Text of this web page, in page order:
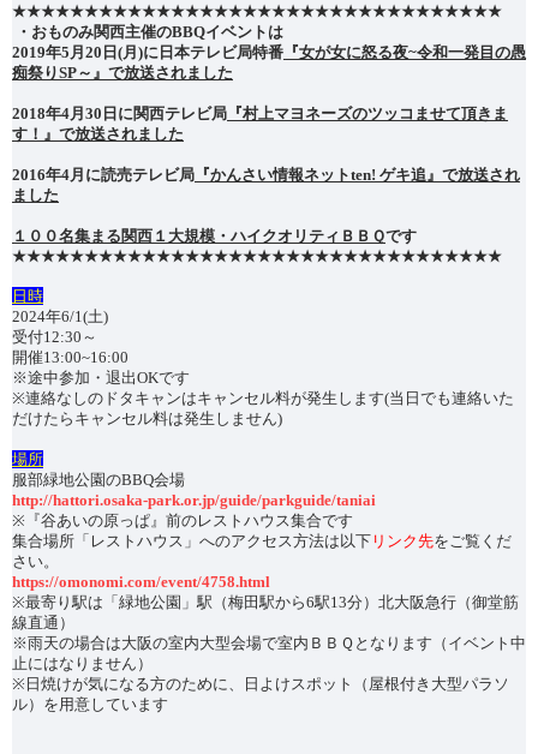
★★★★★★★★★★★★★★★★★★★★★★★★★★★★★★★★★★
・おものみ関西主催のBBQイベントは
2019年5月20日(月)に日本テレビ局特番 『女が女に怒る夜~令和一発目の愚
痴祭りSP～』で放送されました
2018年4月30日に関西テレビ局 『村上マヨネーズのツッコませて頂きま
す！』で放送されました
2016年4月に読売テレビ局 『かんさい情報ネットten! ゲキ追』で放送され
ました
１００名集まる関西１大規模・ハイクオリティＢＢＱです
★★★★★★★★★★★★★★★★★★★★★★★★★★★★★★★★★★
︎日時
2024年6/1(土)
受付12:30～
開催13:00~16:00
※途中参加・退出OKです
※連絡なしのドタキャンはキャンセル料が発生します(当日でも連絡いた
だけたらキャンセル料は発生しません)
︎場所
服部緑地公園のBBQ会場
http://hattori.osaka-park.or.jp/guide/parkguide/taniai
※『谷あいの原っぱ』前のレストハウス集合です
集合場所「レストハウス」へのアクセス方法は以下 リンク先をご覧くだ
さい。
https://omonomi.com/event/4758.html
※最寄り駅は「緑地公園」駅（梅田駅から6駅13分）北大阪急行（御堂筋
線直通）
※雨天の場合は大阪の室内大型会場で室内ＢＢＱとなります（イベント中
止にはなりません）
※日焼けが気になる方のために、日よけスポット（屋根付き大型パラソ
ル）を用意しています